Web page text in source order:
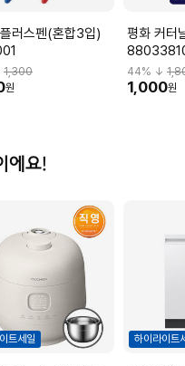
러스펜(혼합3입)
1,300
원
평화 커터
44% ↓
1,000원
에요!
트세일 하이라이트